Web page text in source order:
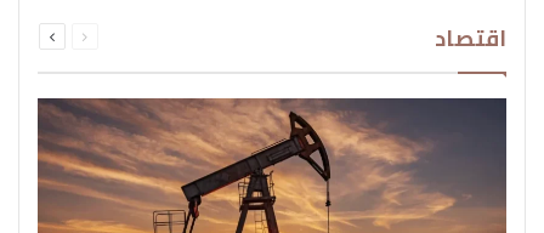
اقتصاد الصفحةالصفحة